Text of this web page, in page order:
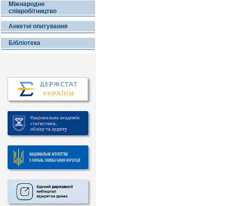
Міжнародне
співробітництво
Анкетні опитування
Бібліотека